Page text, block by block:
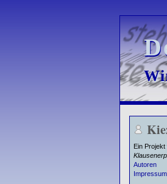
Ein Projekt
Autoren
Impressum